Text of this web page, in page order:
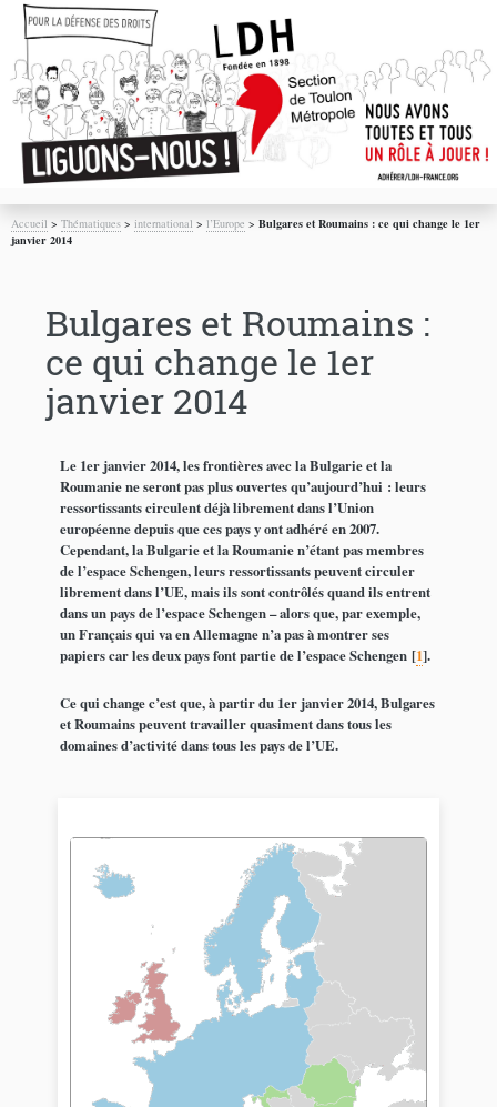
Accueil >Thématiques > international >l’Europe >Bulgares et Roumains : ce qui change le 1er
janvier 2014
Bulgares et Roumains :
ce qui change le 1er
janvier 2014
Le 1er janvier 2014, les frontières avec la Bulgarie et la
Roumanie ne seront pas plus ouvertes qu’aujourd’hui : leurs
ressortissants circulent déjà librement dans l’Union
européenne depuis que ces pays y ont adhéré en 2007.
Cependant, la Bulgarie et la Roumanie n’étant pas membres
de l’espace Schengen, leurs ressortissants peuvent circuler
librement dans l’UE, mais ils sont contrôlés quand ils entrent
dans un pays de l’espace Schengen – alors que, par exemple,
un Français qui va en Allemagne n’a pas à montrer ses
papiers car les deux pays font partie de l’espace Schengen[1].
Ce qui change c’est que, à partir du 1er janvier 2014, Bulgares
et Roumains peuvent travailler quasiment dans tous les
domaines d’activité dans tous les pays de l’UE.